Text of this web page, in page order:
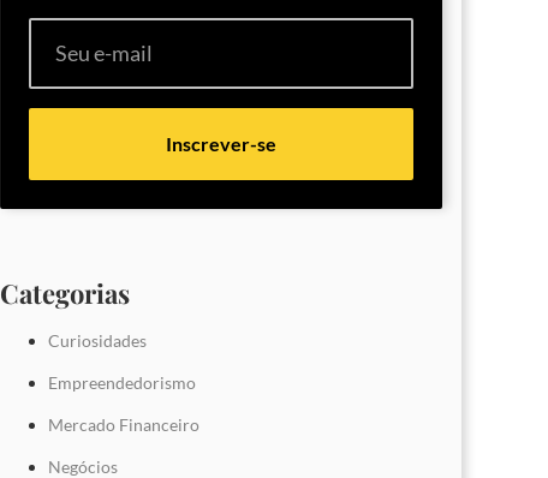
Inscrever-se
Categorias
Curiosidades
Empreendedorismo
Mercado Financeiro
Negócios